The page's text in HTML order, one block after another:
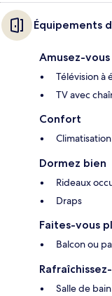
Équipements
Amusez-vous
Télévision à
TV avec
Confort
Climatisation
Dormez bien
Rideaux
Draps
Faites-vous
Balcon ou
Salle de